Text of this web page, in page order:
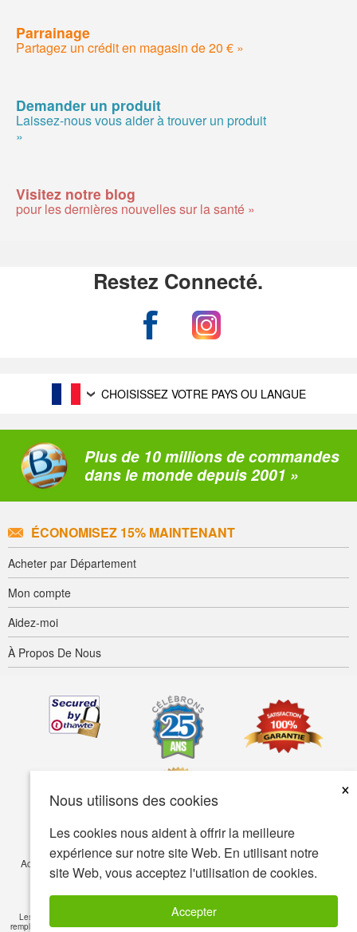
Nous utilisons des cookies
×
Les cookies nous aident à offrir la meilleure
expérience sur notre site Web. En utilisant notre
site Web, vous acceptez l'utilisation de cookies.
Accepter
Parrainage
Partagez un crédit en magasin de 20 € »
Demander un produit
Laissez-nous vous aider à trouver un produit
»
Visitez notre blog
pour les dernières nouvelles sur la santé »
Restez Connecté.
CHOISISSEZ VOTRE PAYS OU LANGUE
Plus de 10 millions de commandes
dans le monde depuis 2001 »
ÉCONOMISEZ 15% MAINTENANT
Acheter par Département
Mon compte
Aidez-moi
À Propos De Nous
Accessibilité
© Copyright 2001-2026 BIOVEA. Tous droits réservés.
Les informations sur ce site sont fournies à titre informatif seulement et ne visent pas à
remplacer les conseils de votre médecin ou de tout autre professionnel de la santé. Veuillez